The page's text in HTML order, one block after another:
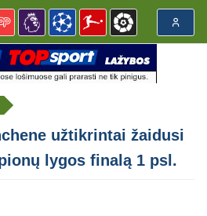
užtikrintai žaidusi
lygos finalą 1 psl.